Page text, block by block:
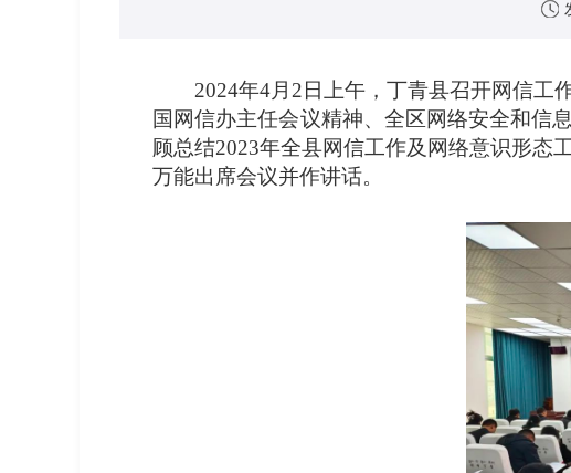
2024年4月2日上午，丁青县召开网信工
国网信办主任会议精神、全区网络安全和信
顾总结2023年全县网信工作及网络意识形态
万能出席会议并作讲话。